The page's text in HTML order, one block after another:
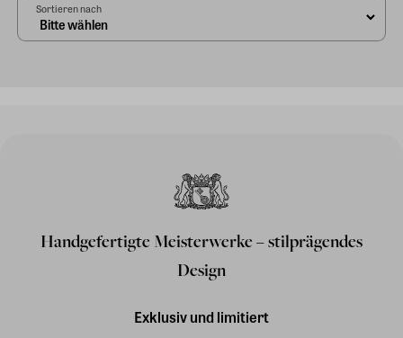
Sortieren nach
Handgefertigte Meisterwerke – stilprägendes
Design
Exklusiv und limitiert